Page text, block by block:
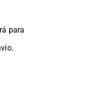
para